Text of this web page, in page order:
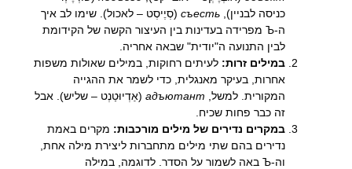
כניסה לבניין), съесть(סְיֶיסְט – לאכול). שימו לב איך
ה-Ъ מפרידה בעדינות בין העיצור הקשה של הקידומת
לבין התנועה ה"יודית" שבאה אחריה.
במילים זרות: לעיתים רחוקות, במילים שאולות משפות
אחרות, בעיקר מאנגלית, כדי לשמר את ההגייה
המקורית. למשל, адъютант(אַדְיוּטַנְט – שליש). אבל
זה כבר פחות שכיח.
במקרים נדירים של מילים מורכבות: מקרים באמת
נדירים בהם שתי מילים מתחברות ליצירת מילה אחת,
וה-Ъ באה לשמור על הסדר. לדוגמה, במילה